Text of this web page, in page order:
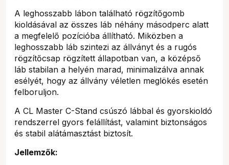
A leghosszabb lábon található rögzítőgomb
kioldásával az összes láb néhány másodperc alatt
a megfelelő pozícióba állítható. Miközben a
leghosszabb láb szintezi az állványt és a rugós
rögzítőcsap rögzített állapotban van, a középső
láb stabilan a helyén marad, minimalizálva annak
esélyét, hogy az állvány véletlen meglökés esetén
felboruljon.
A CL Master C-Stand csúszó lábbal és gyorskioldó
rendszerrel gyors felállítást, valamint biztonságos
és stabil alátámasztást biztosít.
Jellemzők: